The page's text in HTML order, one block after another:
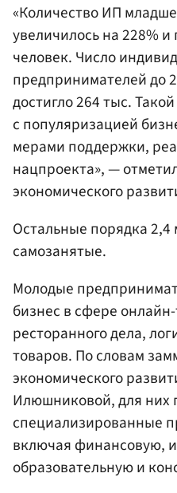
«Количество ИП
увеличилось на 228%
человек. Число
предпринимателей до
достигло 264 тыс.
с популяризацией
мерами поддержки,
нацпроекта», —
экономического
Остальные порядка
самозанятые.
Молодые
бизнес в сфере
ресторанного дела,
товаров. По словам
экономического
Илюшниковой, для них
специализированные
включая финансовую,
образовательную и